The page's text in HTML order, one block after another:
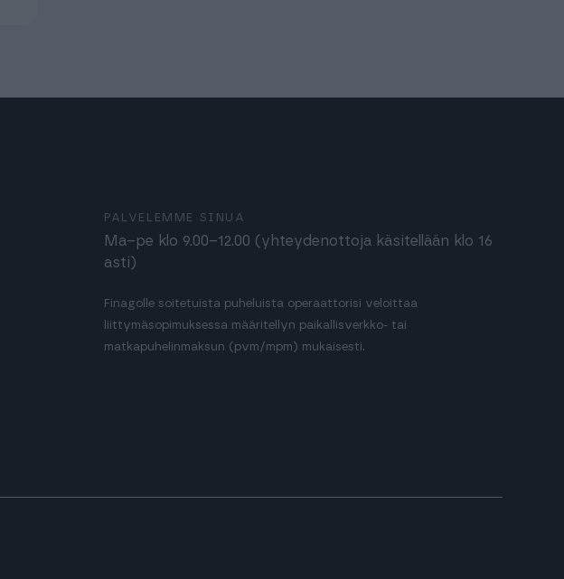
PALVELEMME SINUA
Ma–pe klo 9.00–12.00 (yhteydenottoja käsitellään klo 16
asti)
Finagolle soitetuista puheluista operaattorisi veloittaa
liittymäsopimuksessa määritellyn paikallisverkko- tai
matkapuhelinmaksun (pvm/mpm) mukaisesti.